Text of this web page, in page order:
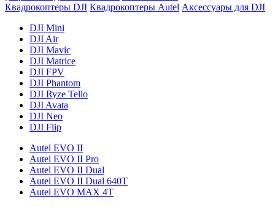
Квадрокоптеры DJI Квадрокоптеры Autel Аксессуары для DJI
DJI Mini
DJI Air
DJI Mavic
DJI Matrice
DJI FPV
DJI Phantom
DJI Ryze Tello
DJI Avata
DJI Neo
DJI Flip
Autel EVO II
Autel EVO II Pro
Autel EVO II Dual
Autel EVO II Dual 640T
Autel EVO MAX 4T